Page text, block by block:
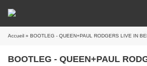
Accueil » BOOTLEG - QUEEN+PAUL RODGERS LIVE IN
BOOTLEG - QUEEN+PAUL